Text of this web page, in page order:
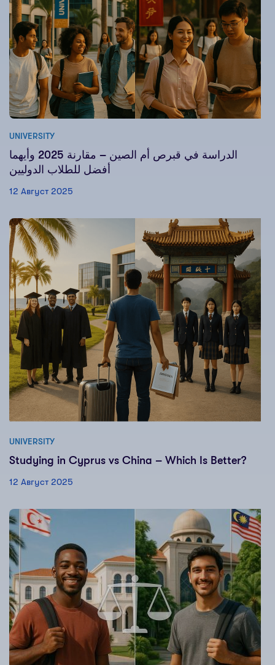
UNIVERSITY
الدراسة في قبرص أم الصين – مقارنة 2025 وأيهما
أفضل للطلاب الدوليين
12 Август 2025
UNIVERSITY
Studying in Cyprus vs China – Which Is Better?
12 Август 2025